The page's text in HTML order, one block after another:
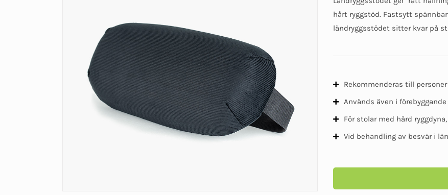
hårt ryggstöd. Fastsytt
ländryggsstödet sitter kvar på
Rekommenderas till
Används även i
För stolar med hård
Vid behandling av besvär i